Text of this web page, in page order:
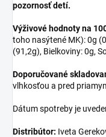
pozornosť detí.
Výživové hodnoty na
toho nasýtené MK): 0g
(91,2g), Bielkoviny: 0g,
Doporučované
vlhkosťou a pred
Dátum spotreby je
Distribútor: Iveta